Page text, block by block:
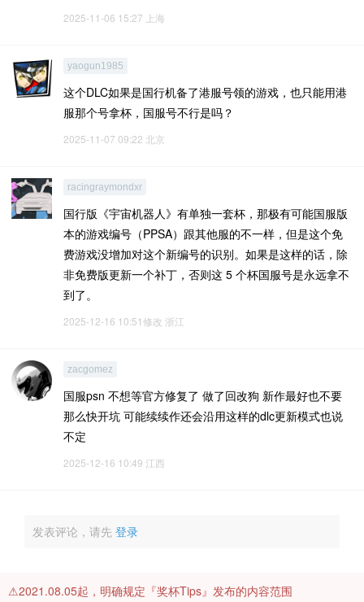
2025-11-06 15:27 上海
yaogun1985
这个DLC如果是国行机备了港服号领的游戏，也只能用港
服那个号拿杯，国服号不行是吗？
2025-11-07 09:22 北京
racingraymondxr
国行版《宇宙机器人》有单独一套杯，那极有可能国服版
本的游戏编号（PPSA）跟其他服的不一样，但是这个免
费游戏没增加对这个新编号的识别。如果是这样的话，除
非免费版更新一个补丁，否则这 5 个杯国服号是永远拿不
到了。
2025-12-16 10:51修改 浙江
zacgomez
国服psn 不想等官方修复了 做了回改狗 新作最好也不要
那么快开坑 可能续续作还会沿用这样的dlc更新模式也说
不定
2025-12-16 10:49 江西
发表评论，请先 登录
⚠️2021.08.05起，明确规定『奖杯Tips』发布的内容范围